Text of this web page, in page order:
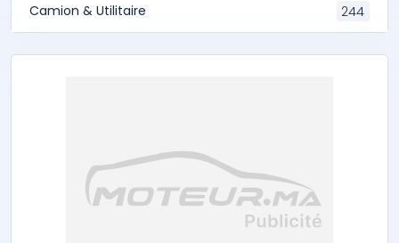
Camion & Utilitaire 244